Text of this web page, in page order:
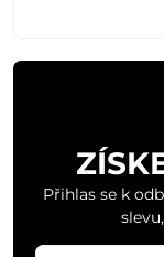
Přihlas se k